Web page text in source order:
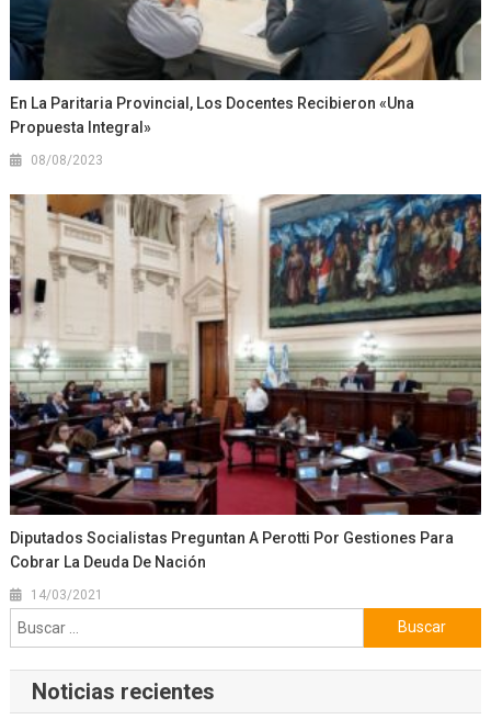
En La Paritaria Provincial, Los Docentes Recibieron «una
Propuesta Integral»
08/08/2023
Diputados Socialistas Preguntan A Perotti Por Gestiones Para
Cobrar La Deuda De Nación
14/03/2021
Buscar:
Noticias recientes